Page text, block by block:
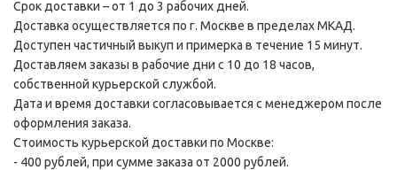
Срок доставки – от 1 до 3 рабочих дней.
Доставка осуществляется по г. Москве в пределах МКАД.
Доступен частичный выкуп и примерка в течение 15 минут.
Доставляем заказы в рабочие дни с 10 до 18 часов,
собственной курьерской службой.
Дата и время доставки согласовывается с менеджером после
оформления заказа.
Стоимость курьерской доставки по Москве:
- 400 рублей, при сумме заказа от 2000 рублей.